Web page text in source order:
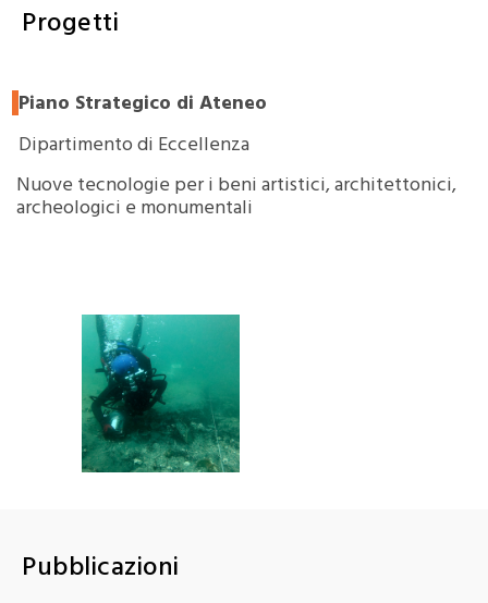
Progetti
Piano Strategico di Ateneo
Dipartimento di Eccellenza
Nuove tecnologie per i beni artistici, architettonici,
archeologici e monumentali
del commercio
trasmarino
Pubblicazioni